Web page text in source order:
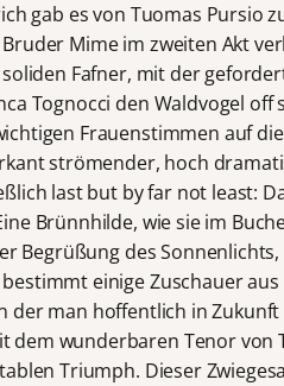
gab es von Tuomas Pursio
Mime im zweiten Akt
soliden Fafner, mit der
Tognocci den Waldvogel
Frauenstimmen auf
strömender, hoch
last but by far not least:
Brünnhilde, wie sie im
Begrüßung des
einige Zuschauer
der man hoffentlich in
dem wunderbaren Tenor von
Triumph. Dieser